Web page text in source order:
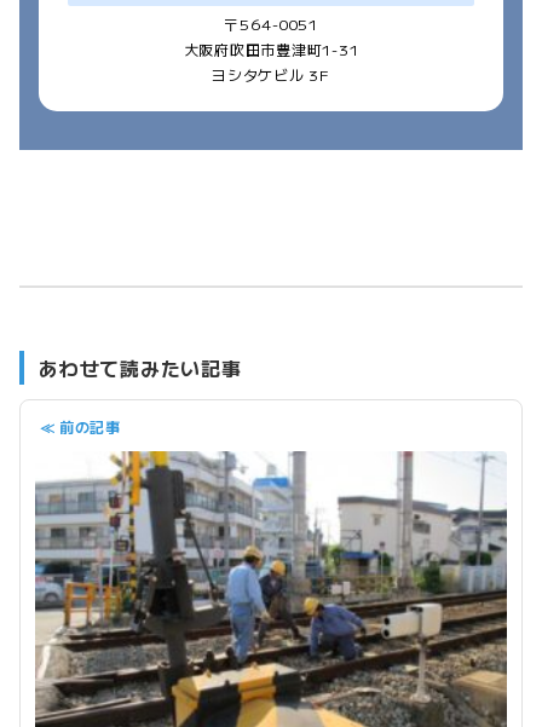
〒564-0051
大阪府吹田市豊津町1-31
ヨシタケビル 3F
あわせて読みたい記事
≪ 前の記事